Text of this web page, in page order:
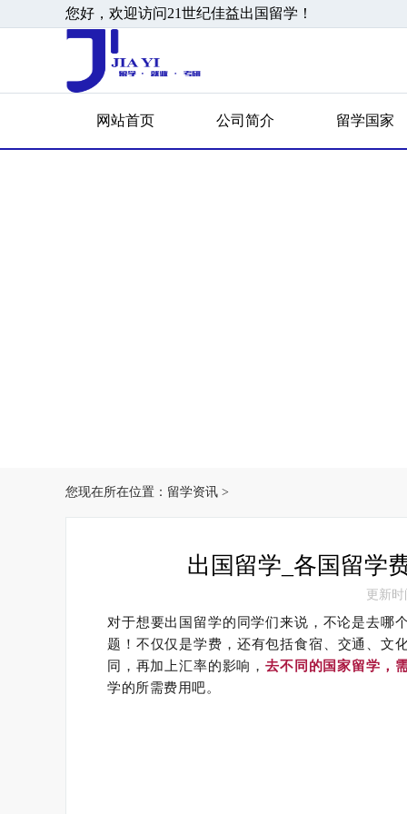
您好，欢迎访问21世纪佳益出国留学！
网站首页 公司简介 留学国家
您现在所在位置： 留学资讯 >
出国留学_各国留学
更新时
对于想要出国留学的同学们来说，不论是去哪
题！ 不仅仅是学费，还有包括食宿、交通、文
同，再加上汇率的影响，去不同的国家留学，
学的所需费用吧。